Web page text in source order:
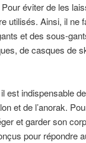
éviter de les
utilisés. Ainsi, il ne
et des sous-
de casques de
est indispensable
et de l’anorak.
et garder son
pour répondre